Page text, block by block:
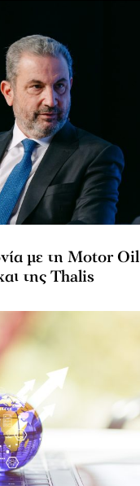
με τη Motor Oil
της Thalis